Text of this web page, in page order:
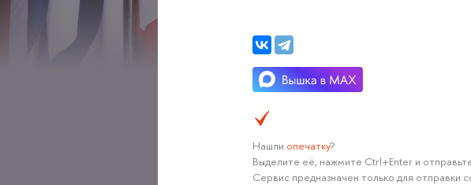
Нашли опечатку?
ыделите её, нажмите Ctrl+Enter и
Сервис предназначен только для отправки